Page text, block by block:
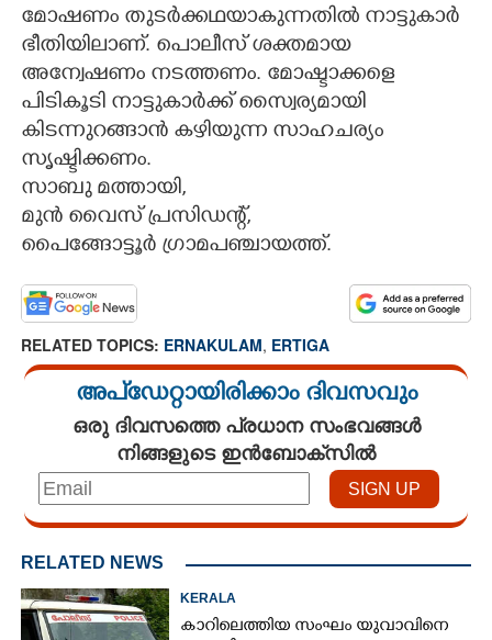
മോഷണം തുടർക്കഥയാകുന്നതിൽ നാട്ടുകാർ
ഭീതിയിലാണ്. പൊലീസ് ശക്തമായ
അന്വേഷണം നടത്തണം. മോഷ്ടാക്കളെ
പിടികൂടി നാട്ടുകാർക്ക് സ്വൈര്യമായി
കിടന്നുറങ്ങാൻ കഴിയുന്ന സാഹചര്യം
സൃഷ്ടിക്കണം.
സാബു മത്തായി,
മുൻ വൈസ് പ്രസിഡന്റ്,
പൈങ്ങോട്ടൂർ ഗ്രാമപഞ്ചായത്ത്.
RELATED TOPICS: ERNAKULAM, ERTIGA
അപ്ഡേറ്റായിരിക്കാം ദിവസവും
ഒരു ദിവസത്തെ പ്രധാന സംഭവങ്ങൾ
നിങ്ങളുടെ ഇൻബോക്സിൽ
RELATED NEWS
KERALA
കാറിലെത്തിയ സംഘം യുവാവിനെ